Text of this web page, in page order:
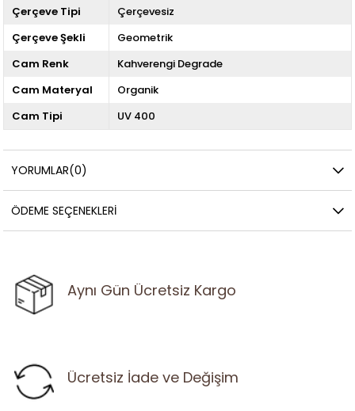
Çerçeve Tipi
Çerçevesiz
Çerçeve Şekli
Geometrik
Cam Renk
Kahverengi Degrade
Cam Materyal
Organik
Cam Tipi
UV 400
YORUMLAR(0)
ÖDEME SEÇENEKLERI
Aynı Gün Ücretsiz Kargo
Ücretsiz İade ve Değişim